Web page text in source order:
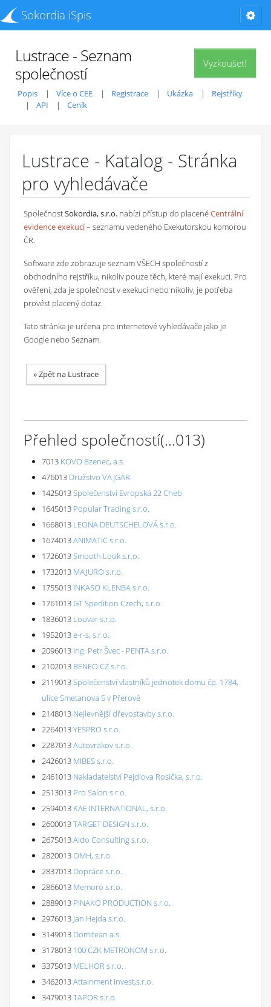
Sokordia iSpis
Vyzkoušet!
Lustrace - Seznam
společností
Popis Více o CEE Registrace Ukázka
Rejstříky
API
Ceník
Lustrace - Katalog - Stránka
pro vyhledávače
SpolečnostSokordia, s.r.o. nabízí přístup do placenéCentrální
evidence exekucí– seznamu vedeného Exekutorskou komorou
ČR.
Software zde zobrazuje seznam VŠECH společností z
obchodního rejstříku, nikoliv pouze těch, které mají exekuci. Pro
ověření, zda je společnost v exekuci nebo nikoliv, je potřeba
provést placený dotaz.
Tato stránka je určena pro internetové vyhledávače jako je
Google nebo Seznam.
»Zpět na Lustrace
Přehled společností(...013)
7013 KOVO Bzenec, a.s.
476013 Družstvo VAJGAR
1425013Společenství Evropská 22 Cheb
1645013 Popular Trading s.r.o.
1668013 LEONA DEUTSCHELOVÁ s.r.o.
1674013ANIMATIC s.r.o.
1726013Smooth Look s.r.o.
1732013 MAJURO s.r.o.
1755013 INKASO KLENBA s.r.o.
1761013GT Spedition Czech, s.r.o.
1836013 Louvar s.r.o.
1952013e-r-s, s.r.o.
2096013 Ing. Petr Švec - PENTA s.r.o.
2102013 BENEO CZ s.r.o.
2119013Společenství vlastníků jednotek domu čp. 1784,
ulice Smetanova 5 v Přerově
2148013 Nejlevnější dřevostavby s.r.o.
2264013YESPRO s.r.o.
2287013Autovrakov s.r.o.
2426013 MIBES s.r.o.
2461013 Nakladatelství Pejdlova Rosička, s.r.o.
2513013 Pro Salon s.r.o.
2594013 KAE INTERNATIONAL, s.r.o.
2600013TARGET DESIGN s.r.o.
2675013Aldo Consulting s.r.o.
2820013OMH, s.r.o.
2837013 Dopráce s.r.o.
2866013 Memoro s.r.o.
2889013 PINAKO PRODUCTION s.r.o.
2976013 Jan Hejda s.r.o.
3149013 Domitean a.s.
3178013 100 CZK METRONOM s.r.o.
3375013 MELHOR s.r.o.
3462013Attainment Invest,s.r.o.
3479013TAPOR s.r.o.